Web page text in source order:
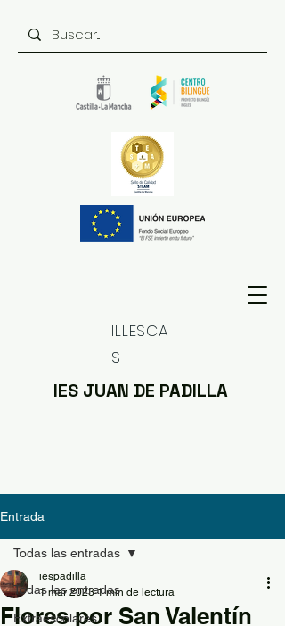
ILLESCA
S
IES JUAN DE PADILLA
Entrada
Todas las entradas
Extraescolares
Todas las entradas
Flores por San Valentín
iespadilla
1 mar 2023 1 min de lectura